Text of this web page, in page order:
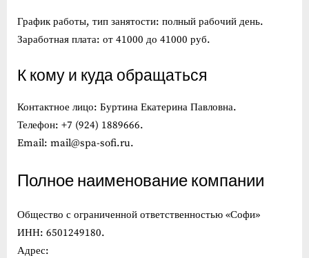
График работы, тип занятости: полный рабочий день.
Заработная плата: от 41000 до 41000 руб.
К кому и куда обращаться
Контактное лицо: Буртина Екатерина Павловна.
Телефон: +7 (924) 1889666.
Email: mail@spa-sofi.ru.
Полное наименование компании
Общество с ограниченной ответственностью «Софи»
ИНН: 6501249180.
Адрес: